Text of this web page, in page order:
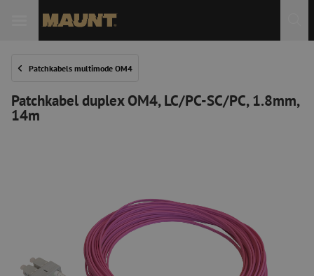
Patchkabels multimode OM4
Patchkabel duplex OM4, LC/PC-SC/PC, 1.8mm,
14m